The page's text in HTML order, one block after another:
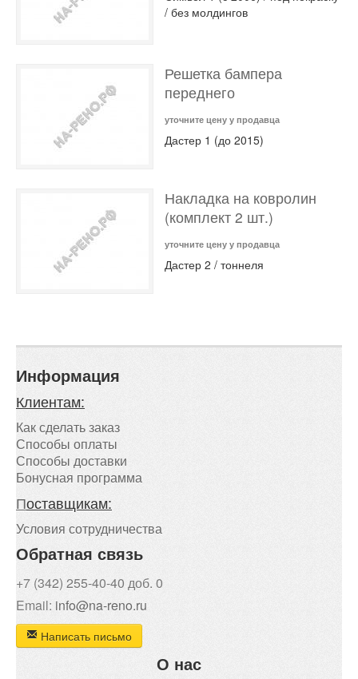
/ без молдингов
Решетка бампера
переднего
уточните цену у продавца
Дастер 1 (до 2015)
Накладка на ковролин
(комплект 2 шт.)
уточните цену у продавца
Дастер 2 / тоннеля
Информация
Клиентам:
Как сделать заказ
Способы оплаты
Способы доставки
Бонусная программа
Поставщикам:
Условия сотрудничества
Обратная связь
+7 (342) 255-40-40 доб. 0
Email: info@na-reno.ru
Написать письмо
О нас